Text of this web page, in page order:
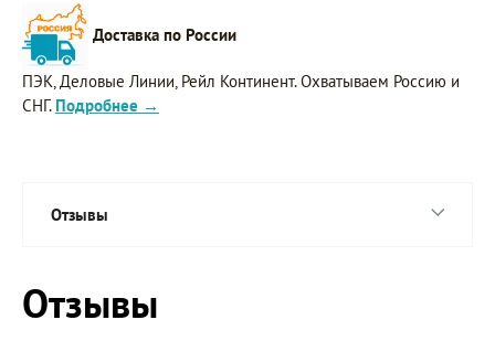
Доставка по России
ПЭК, Деловые Линии, Рейл Континент. Охватываем Россию и
СНГ. Подробнее →
Отзывы
Отзывы